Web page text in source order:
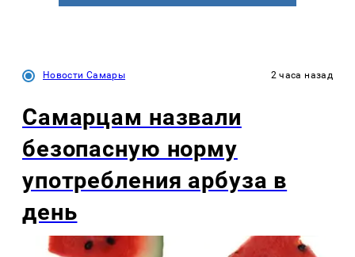
Новости Самары 2 часа назад
Самарцам назвали
безопасную норму
употребления арбуза в
день